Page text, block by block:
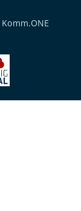
Komm.ONE